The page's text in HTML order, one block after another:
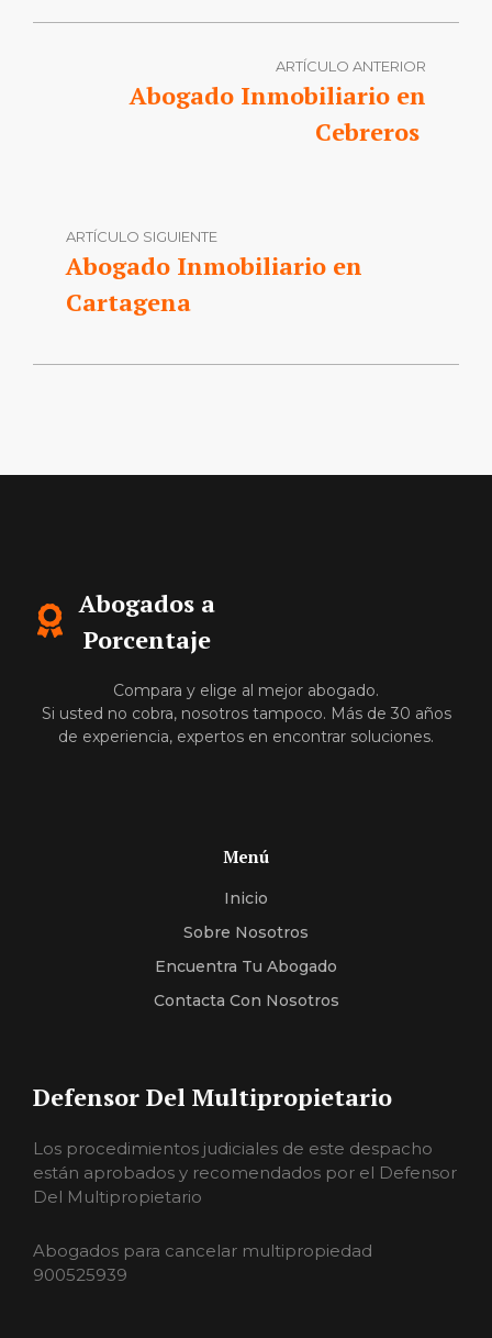
ARTÍCULO ANTERIOR
Abogado Inmobiliario en
Cebreros
ARTÍCULO SIGUIENTE
Abogado Inmobiliario en
Cartagena
Abogados a
Porcentaje
Compara y elige al mejor abogado.
Si usted no cobra, nosotros tampoco. Más de 30 años
de experiencia, expertos en encontrar soluciones.
Menú
Inicio
Sobre Nosotros
Encuentra Tu Abogado
Contacta Con Nosotros
Defensor Del Multipropietario
Los procedimientos judiciales de este despacho
están aprobados y recomendados por el Defensor
Del Multipropietario
Abogados para cancelar multipropiedad
900525939